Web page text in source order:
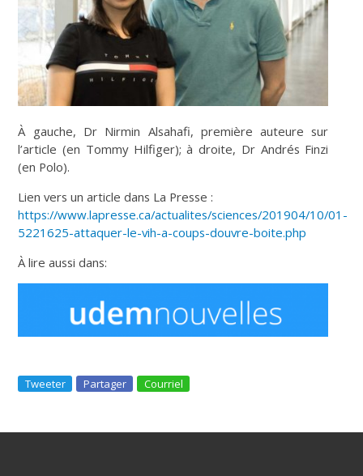
À gauche, Dr Nirmin Alsahafi, première auteure sur
l’article (en Tommy Hilfiger); à droite, Dr Andrés Finzi
(en Polo).
Lien vers un article dans La Presse :
https://www.lapresse.ca/actualites/sciences/201904/10/01-
5221625-attaquer-le-vih-a-coups-douvre-boite.php
À lire aussi dans:
Tweeter Partager Courriel